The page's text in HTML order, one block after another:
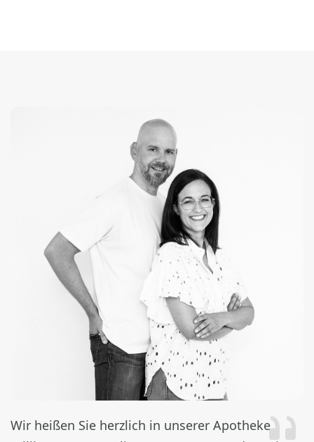
Wir heißen Sie herzlich in unserer Apotheke